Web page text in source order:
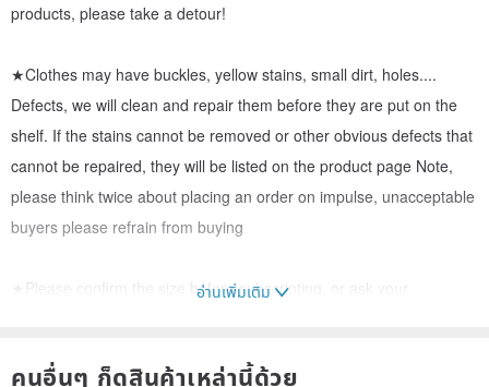
products, please take a detour!
★Clothes may have buckles, yellow stains, small dirt, holes....
Defects, we will clean and repair them before they are put on the
shelf. If the stains cannot be removed or other obvious defects that
cannot be repaired, they will be listed on the product page Note,
please think twice about placing an order on impulse, unacceptable
buyers please refrain from buying
★Please confirm the size before subscripting, or ask your
confirming the purchase, please complete the payment within
อ่านเพิ่มเติม
คนอื่นๆ ก็ดูสินค้าเหล่านี้ด้วย